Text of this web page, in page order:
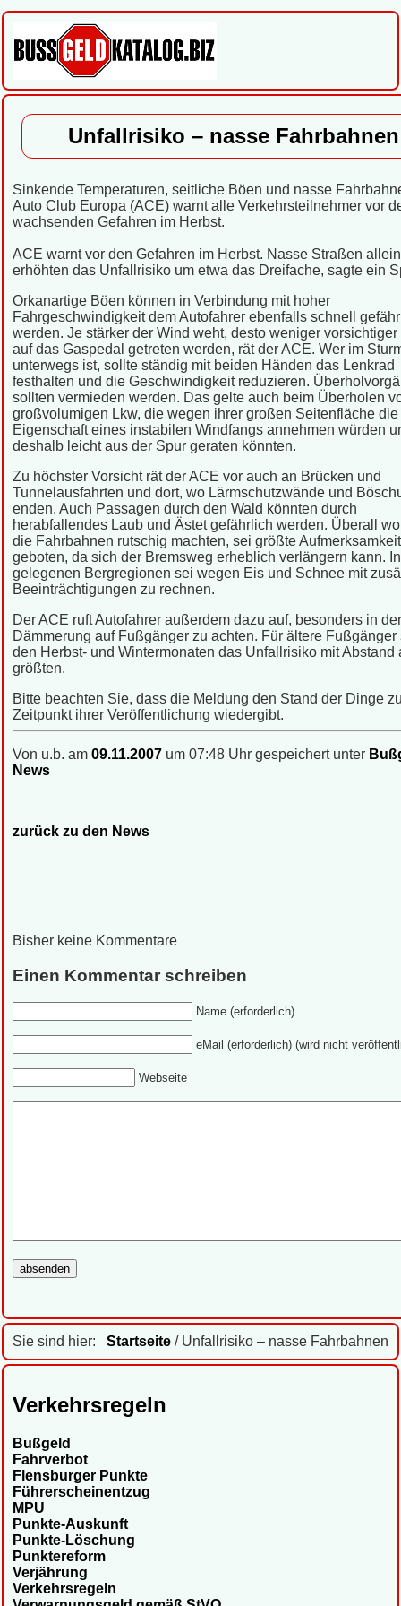
Sie sind hier: Startseite / Unfallrisiko – nasse Fahrbahnen
Verkehrsregeln
Bußgeld
Fahrverbot
Flensburger Punkte
Führerscheinentzug
MPU
Punkte-Auskunft
Punkte-Löschung
Punktereform
Verjährung
Verkehrsregeln
Unfallrisiko – nasse Fahrbahnen
Sinkende Temperaturen, seitliche Böen und nasse
Auto Club Europa (ACE) warnt alle Verkehrsteilnehmer vor
wachsenden Gefahren im Herbst.
ACE warnt vor den Gefahren im Herbst. Nasse Straßen allein
erhöhten das Unfallrisiko um etwa das Dreifache, sagte ein
Orkanartige Böen können in Verbindung mit hoher
Fahrgeschwindigkeit dem Autofahrer ebenfalls schnell
werden. Je stärker der Wind weht, desto weniger vorsichtiger
auf das Gaspedal getreten werden, rät der ACE. Wer im
unterwegs ist, sollte ständig mit beiden Händen das Lenkrad
festhalten und die Geschwindigkeit reduzieren.
sollten vermieden werden. Das gelte auch beim Überholen
großvolumigen Lkw, die wegen ihrer großen Seitenfläche die
Eigenschaft eines instabilen Windfangs annehmen würden
deshalb leicht aus der Spur geraten könnten.
Zu höchster Vorsicht rät der ACE vor auch an Brücken und
Tunnelausfahrten und dort, wo Lärmschutzwände und
enden. Auch Passagen durch den Wald könnten durch
herabfallendes Laub und Ästet gefährlich werden. Überall
die Fahrbahnen rutschig machten, sei größte Aufmerksamkeit
geboten, da sich der Bremsweg erheblich verlängern kann.
gelegenen Bergregionen sei wegen Eis und Schnee mit
Beeinträchtigungen zu rechnen.
Der ACE ruft Autofahrer außerdem dazu auf, besonders in der
Dämmerung auf Fußgänger zu achten. Für ältere Fußgänger
den Herbst- und Wintermonaten das Unfallrisiko mit Abstand
größten.
Bitte beachten Sie, dass die Meldung den Stand der Dinge
Zeitpunkt ihrer Veröffentlichung wiedergibt.
Von u.b. am 09.11.2007 um 07:48 Uhr gespeichert unter
News
zurück zu den News
Bisher keine Kommentare
Einen Kommentar schreiben
Name (erforderlich)
eMail (erforderlich) (wird nicht
Webseite